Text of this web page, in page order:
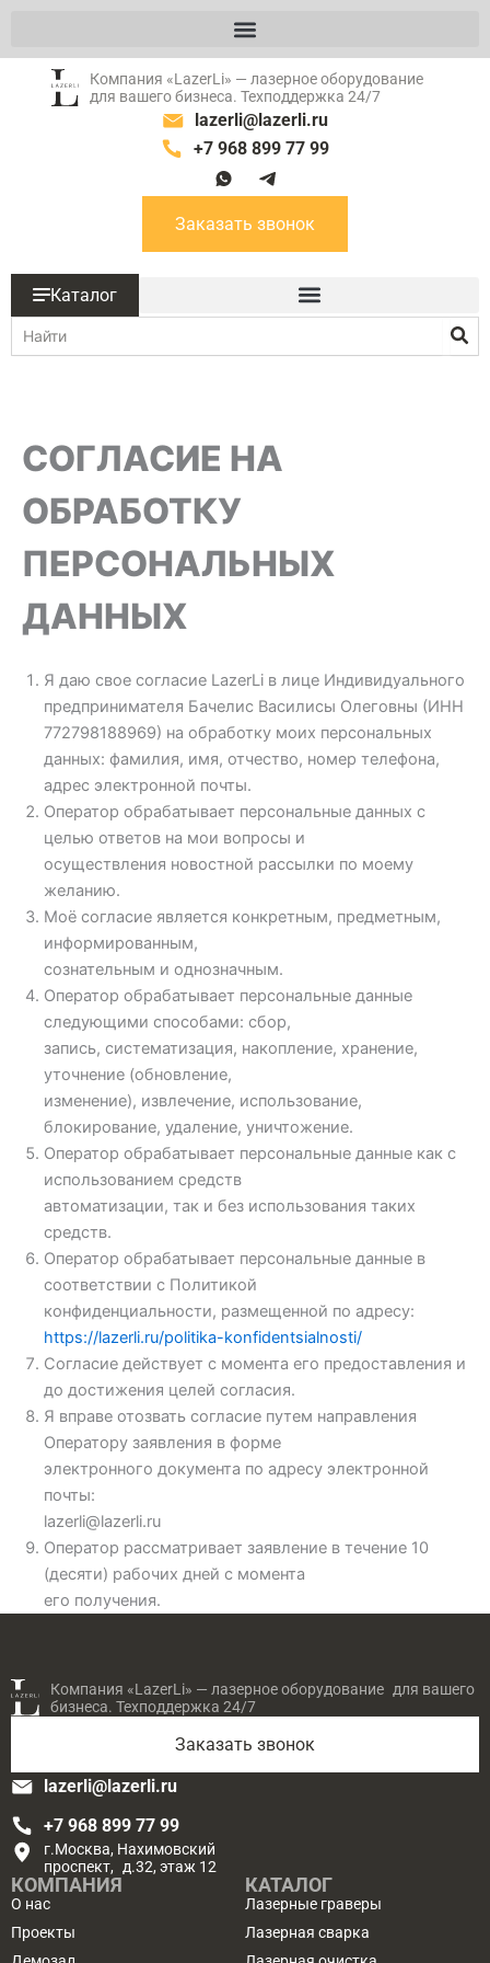
содержимому
Компания «LazerLi» — лазерное оборудование
для вашего бизнеса. Техподдержка 24/7
lazerli@lazerli.ru
+7 968 899 77 99
W
a
T
g
Заказать звонок
Каталог
Поиск
СОГЛАСИЕ НА
ОБРАБОТКУ
ПЕРСОНАЛЬНЫХ
ДАННЫХ
Я даю свое согласие LazerLi в лице Индивидуального
предпринимателя Бачелис Василисы Олеговны (ИНН
772798188969) на обработку моих персональных
данных: фамилия, имя, отчество, номер телефона,
адрес электронной почты.
Оператор обрабатывает персональные данных с
целью ответов на мои вопросы и
осуществления новостной рассылки по моему
желанию.
Моё согласие является конкретным, предметным,
информированным,
сознательным и однозначным.
Оператор обрабатывает персональные данные
следующими способами: сбор,
запись, систематизация, накопление, хранение,
уточнение (обновление,
изменение), извлечение, использование,
блокирование, удаление, уничтожение.
Оператор обрабатывает персональные данные как с
использованием средств
автоматизации, так и без использования таких
средств.
Оператор обрабатывает персональные данные в
соответствии с Политикой
конфиденциальности, размещенной по адресу:
https://lazerli.ru/politika-konfidentsialnosti/
Согласие действует с момента его предоставления и
до достижения целей согласия.
Я вправе отозвать согласие путем направления
Оператору заявления в форме
электронного документа по адресу электронной
почты:
lazerli@lazerli.ru
Оператор рассматривает заявление в течение 10
(десяти) рабочих дней с момента
его получения.
Компания «LazerLi» — лазерное оборудование для вашего
бизнеса. Техподдержка 24/7
Заказать звонок
lazerli@lazerli.ru
+7 968 899 77 99
г.Москва, Нахимовский
проспект, д.32, этаж 12
КОМПАНИЯ КАТАЛОГ
О нас
Проекты
Лазерные граверы
Лазерная сварка